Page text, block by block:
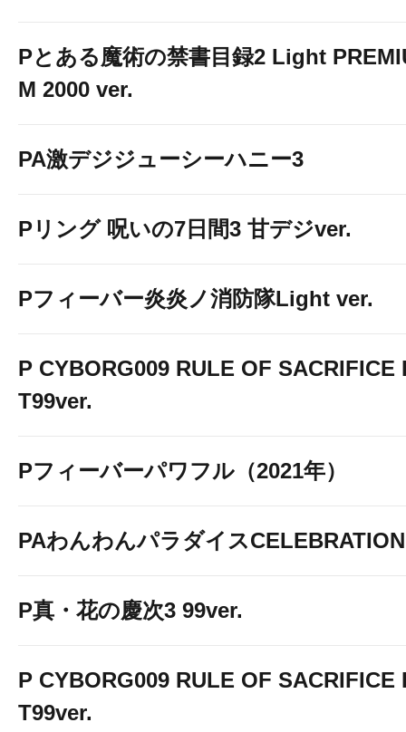
Pとある魔術の禁書目録2 Light
M 2000 ver.
PA激デジジューシーハニー3
Pリング 呪いの7日間3 甘デジver.
Pフィーバー炎炎ノ消防隊Light ver.
P CYBORG009 RULE OF SACRIFICE
T99ver.
Pフィーバーパワフル（2021年）
PAわんわんパラダイスCELEBRATION
P真・花の慶次3 99ver.
P CYBORG009 RULE OF SACRIFICE
T99ver.